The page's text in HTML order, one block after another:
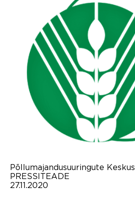
Põllumajandusuuringute Keskus
PRESSITEADE
27.11.2020